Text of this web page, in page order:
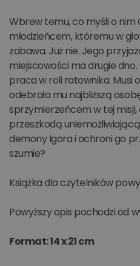
Wbrew temu, co myśli o nim
młodzieńcem, któremu w
zabawa. Już nie. Jego
miejscowości ma drugie
praca w roli ratownika. Musi
odebrała mu najbliższą
sprzymierzeńcem w tej
przeszkodą
demony Igora i ochroni go
szumie?
Książka dla czytelników
Powyższy opis pochodzi od
Format: 14 x 21 cm